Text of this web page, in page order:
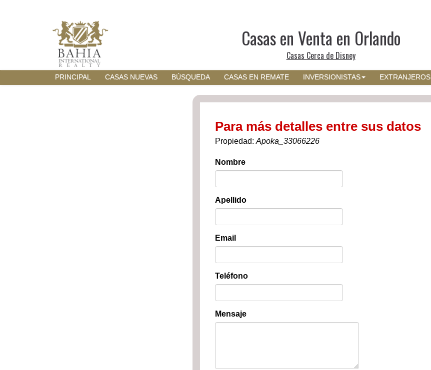
Casas en Venta en Orlando
Casas Cerca de Disney
PRINCIPAL CASAS NUEVAS BÚSQUEDA CASAS EN REMATE INVERSIONISTAS EXTRANJEROS
Para más detalles entre sus datos
Propiedad: Apoka_33066226
Nombre
Apellido
Email
Teléfono
Mensaje